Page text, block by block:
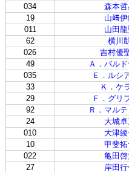
034
森本哲
19
山﨑
011
山田龍
62
横川
026
吉村優
49
Ａ．バル
035
Ｅ．ルシ
33
Ｋ．ケ
29
Ｆ．グリ
92
Ｒ．マル
24
大城卓
010
大津
10
甲斐
022
亀田
27
岸田